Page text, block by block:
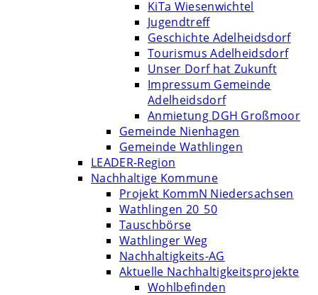
KiTa Wiesenwichtel
Jugendtreff
Geschichte Adelheidsdorf
Tourismus Adelheidsdorf
Unser Dorf hat Zukunft
Impressum Gemeinde
Adelheidsdorf
Anmietung DGH Großmoor
Gemeinde Nienhagen
Gemeinde Wathlingen
LEADER-Region
Nachhaltige Kommune
Projekt KommN Niedersachsen
Wathlingen 20_50
Tauschbörse
Wathlinger Weg
Nachhaltigkeits-AG
Aktuelle Nachhaltigkeitsprojekte
Wohlbefinden